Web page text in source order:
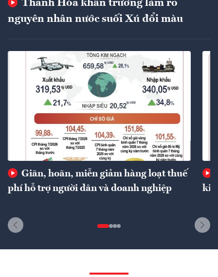
Thanh Hóa khẩn trương làm rõ
nguyên nhân nước suối Xú đổi màu
Giãn, hoãn, miễn giảm hàng loạt thuế
phí hỗ trợ người dân và doanh nghiệp